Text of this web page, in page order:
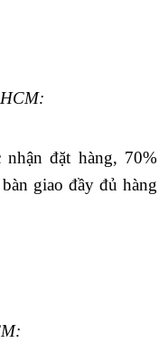
đặt hàng, 70%
giao đầy đủ hàng